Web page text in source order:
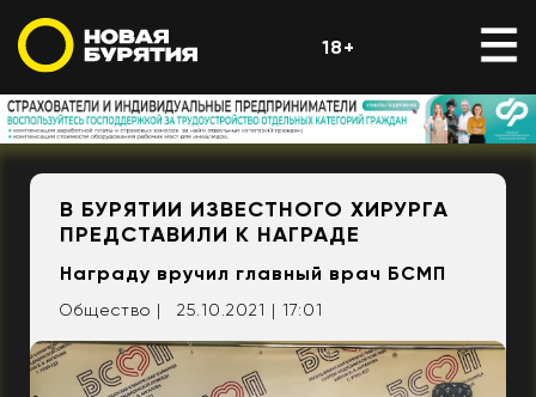
18+
В БУРЯТИИ ИЗВЕСТНОГО ХИРУРГА
ПРЕДСТАВИЛИ К НАГРАДЕ
Награду вручил главный врач БСМП
Общество | 25.10.2021 | 17:01